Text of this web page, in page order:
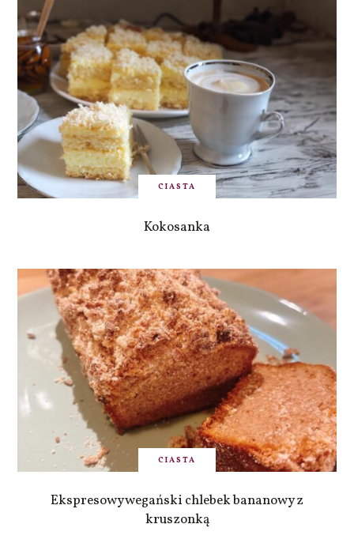
CIASTA
Kokosanka
CIASTA
Ekspresowy wegański chlebek bananowy z
kruszonką